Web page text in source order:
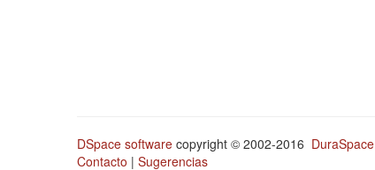
DSpace software copyright © 2002-2016 DuraSpace
Contacto | Sugerencias